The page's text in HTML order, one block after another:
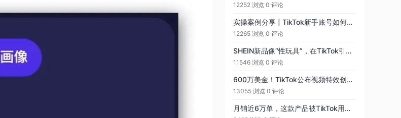
12252 浏览 0 评论
实操案例分享 | TikTok新手账号如何快速出单？
12265 浏览 0 评论
SHEIN新品像“性玩具”，在TikTok引热议（2）
11546 浏览 0 评论
600万美金！TikTok公布视频特效创作基金
13055 浏览 0 评论
月销近6万单，这款产品被TikTok用户持续种草